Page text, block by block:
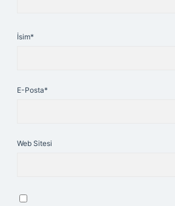
İsim*
E-Posta*
Web Sitesi